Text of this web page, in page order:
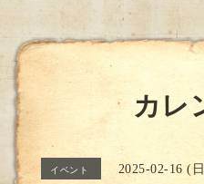
カレ
イベント 2025-02-16 (